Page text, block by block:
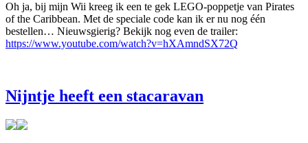
Oh ja, bij mijn Wii kreeg ik een te gek LEGO-poppetje van Pirates
of the Caribbean. Met de speciale code kan ik er nu nog één
bestellen… Nieuwsgierig? Bekijk nog even de trailer:
https://www.youtube.com/watch?v=hXAmndSX72Q
Nijntje heeft een stacaravan